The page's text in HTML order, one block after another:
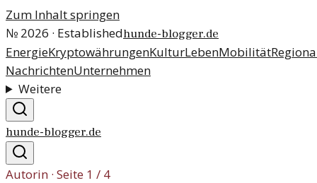
Zum Inhalt springen
№ 2026 · Establishedhunde-blogger.de
EnergieKryptowährungenKulturLebenMobilität
NachrichtenUnternehmen
Weitere
hunde-blogger.de
Autorin · Seite 1 / 4